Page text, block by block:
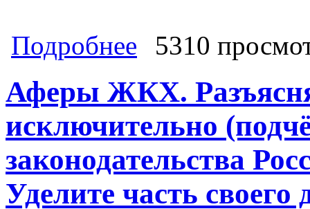
Подробнее о Герой и мученик Великой
каннибализм! Как издевались
федерального канала
5310
Аферы ЖКХ.
исключительно
законодательства
Уделите часть